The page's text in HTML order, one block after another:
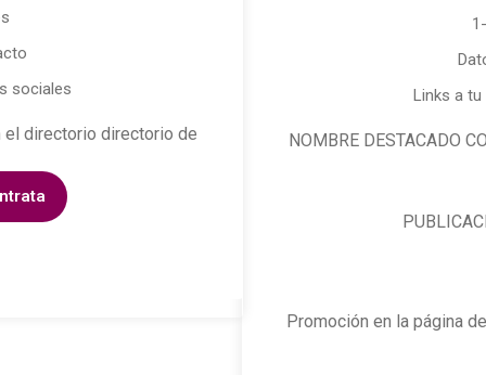
sociales
el directorio directorio de
Links a
NOMBRE DESTACADO
Promoción en la página